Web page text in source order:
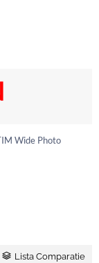
Wide Photo
Lista Comparatie